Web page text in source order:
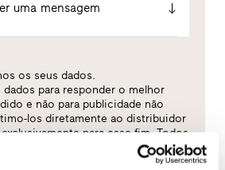
uma mensagem
os seus dados.
para responder o melhor
e não para publicidade não
los diretamente ao distribuidor
para esse fim. Todos
de dados estão
política de privacidades.